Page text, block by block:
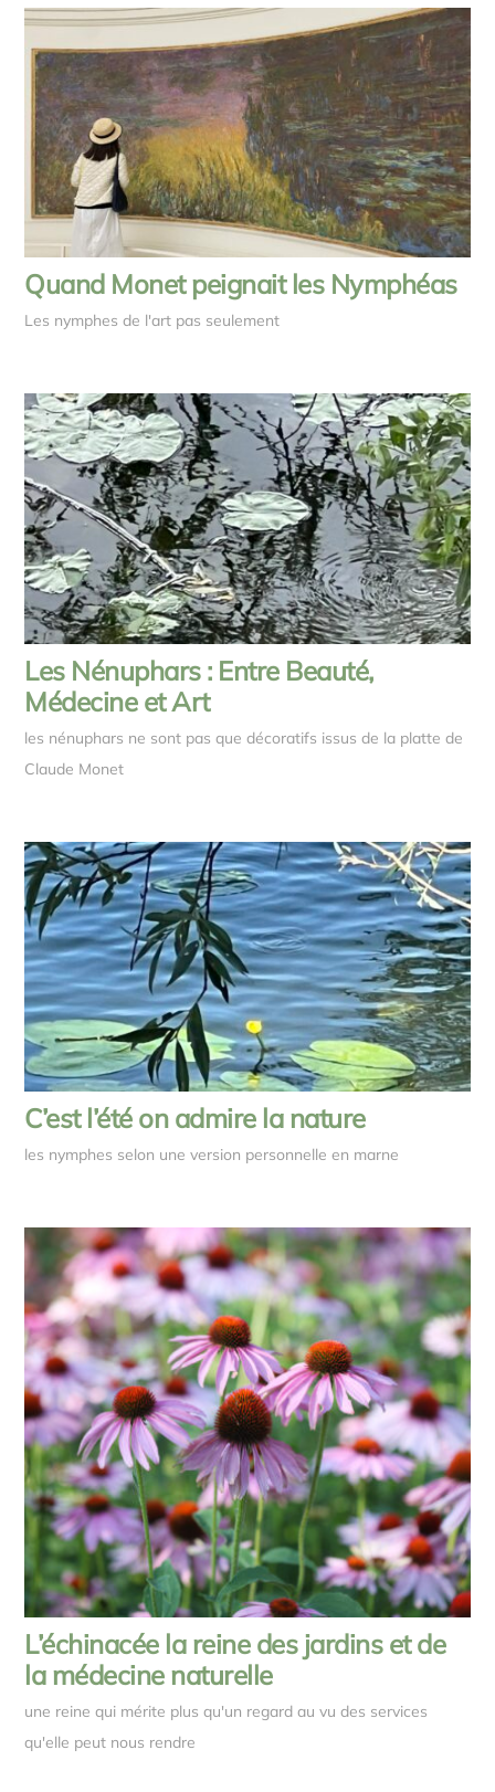
Quand Monet peignait les Nymphéas
Les nymphes de l'art pas seulement
Les Nénuphars : Entre Beauté,
Médecine et Art
les nénuphars ne sont pas que décoratifs issus de la platte de
Claude Monet
C’est l’été on admire la nature
les nymphes selon une version personnelle en marne
L’échinacée la reine des jardins et de
la médecine naturelle
une reine qui mérite plus qu'un regard au vu des services
qu'elle peut nous rendre